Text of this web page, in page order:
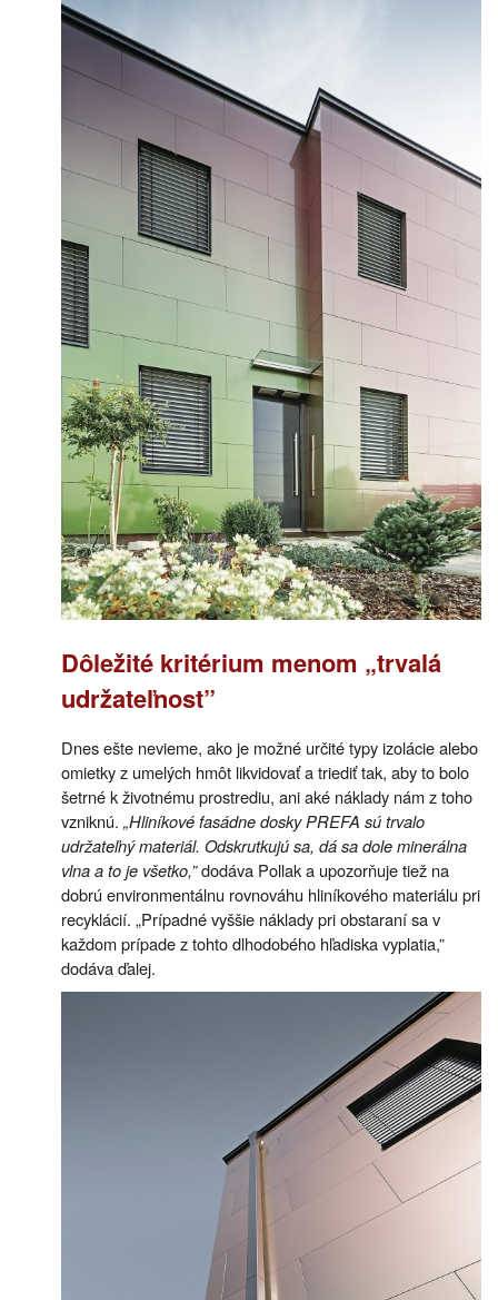
Dôležité kritérium menom „trvalá
udržateľnost”
Dnes ešte nevieme, ako je možné určité typy izolácie alebo
omietky z umelých hmôt likvidovať a triediť tak, aby to bolo
šetrné k životnému prostrediu, ani aké náklady nám z toho
vzniknú. „Hliníkové fasádne dosky PREFA sú trvalo
udržateľný materiál. Odskrutkujú sa, dá sa dole minerálna
vlna a to je všetko,”dodáva Pollak a upozorňuje tiež na
dobrú environmentálnu rovnováhu hliníkového materiálu pri
recyklácií. „Prípadné vyššie náklady pri obstaraní sa v
každom prípade z tohto dlhodobého hľadiska vyplatia,”
dodáva ďalej.